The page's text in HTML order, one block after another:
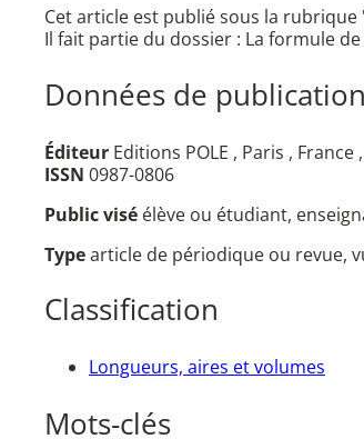
Cet article est publié sous la rubrique
Il fait partie du dossier : La formule
Données de publication
Éditeur Editions POLE , Paris , France
ISSN 0987-0806
Public visé élève ou étudiant,
Typearticle de périodique ou revue,
Classification
Longueurs, aires et volumes
Mots-clés